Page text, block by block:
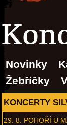
Novinky
Žebříčky
KONCERTY
29. 8. POHOŘÍ U